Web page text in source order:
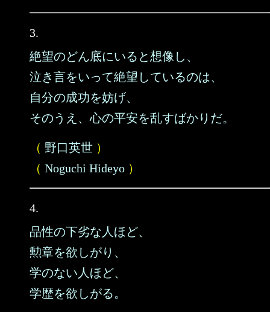
3.
絶望のどん底にいると想像し、
泣き言をいって絶望しているのは、
自分の成功を妨げ、
そのうえ、心の平安を乱すばかりだ。
（ 野口英世 ）
（ Noguchi Hideyo ）
4.
品性の下劣な人ほど、
勲章を欲しがり、
学のない人ほど、
学歴を欲しがる。